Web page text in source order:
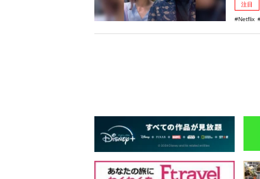
注目
Netflix